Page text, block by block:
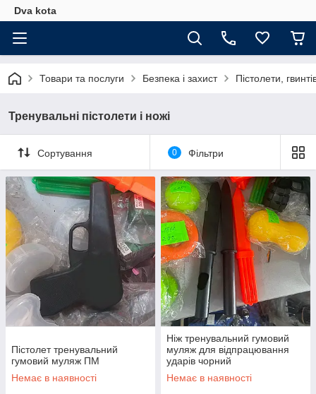
Dva kota
Товари та послуги Безпека і захист Пістолети,
Тренувальні пістолети і ножі
Сортування 0 Фільтри
Пістолет тренувальний
гумовий муляж ПМ
Немає в наявності
Ніж тренувальний гумовий
муляж для відпрацювання
ударів чорний
Немає в наявності